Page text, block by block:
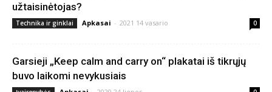
užtaisinėtojas?
Technika ir ginklai Apkasai - 2021 14 vasario 0
Garsieji „Keep calm and carry on“ plakatai iš tikrųjų
buvo laikomi nevykusiais